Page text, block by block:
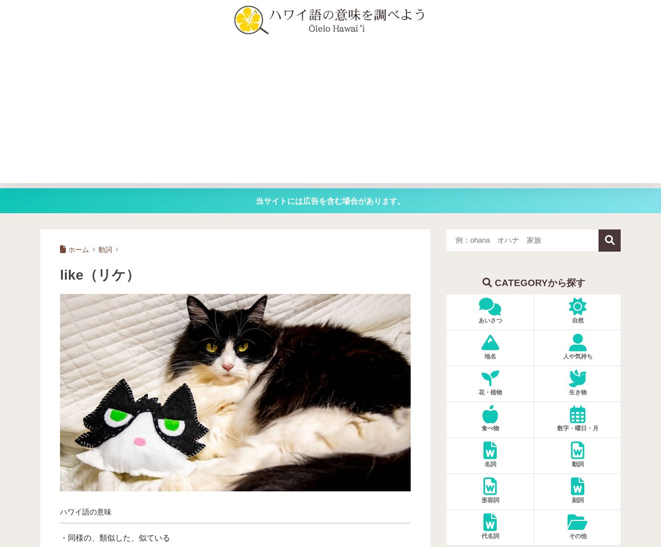
当サイトには広告を含む場合があります。
ホーム 動詞
like（リケ）
ハワイ語の意味
・同様の、類似した、似ている
CATEGORYから探す
あいさつ 自然
地名 人や気持ち
花・植物 生き物
食べ物 数字・曜日・月
名詞 動詞
形容詞 副詞
代名詞 その他